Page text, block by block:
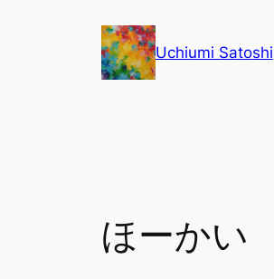
Uchiumi Satoshi
ほーかい